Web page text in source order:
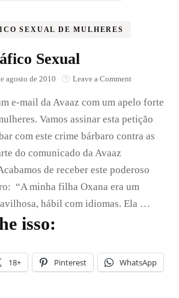
SEXUAL DE MULHERES
Sexual
agosto de 2010 Leave a Commenton
o
Tráfico
Sexual
e-mail da Avaaz com um apelo forte
Vamos assinar esta petição
com este crime bárbaro contra as
do comunicado da Avaaz
de receber este poderoso
“A minha filha Oxana era um
hábil com idiomas. Ela …
isso:
18+ Pinterest WhatsApp